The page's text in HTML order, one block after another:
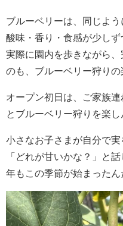
ブルーベリーは、同じよ
酸味・香り・食感が少しず
実際に園内を歩きながら
のも、ブルーベリー狩りの
オープン初日は、ご家族
とブルーベリー狩りを楽し
小さなお子さまが自分で
「どれが甘いかな？」と
年もこの季節が始まったん